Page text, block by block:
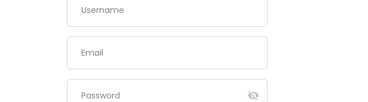
Username
Email
Password visibility_off